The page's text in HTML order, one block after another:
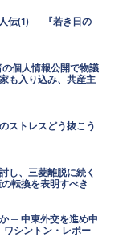
伝(1)──『若き日の
個人情報公開で物議
も入り込み、共産主
ストレスどう抜こう
し、三菱離脱に続く
転換を表明すべき
─ 中東外交を進め中
シントン・レポー